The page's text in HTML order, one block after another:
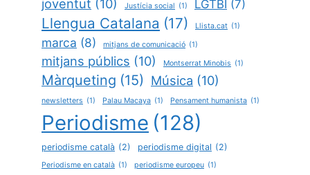
joventut (10) Justícia social (1) LGTBI (7)
Llengua Catalana (17) Llista.cat (1)
marca (8) mitjans de comunicació (1)
mitjans públics (10) Montserrat Minobis (1)
Màrqueting (15) Música (10)
newsletters (1) Palau Macaya (1) Pensament humanista (1)
Periodisme (128)
periodisme català (2) periodisme digital (2)
Periodisme en català (1) periodisme europeu (1)